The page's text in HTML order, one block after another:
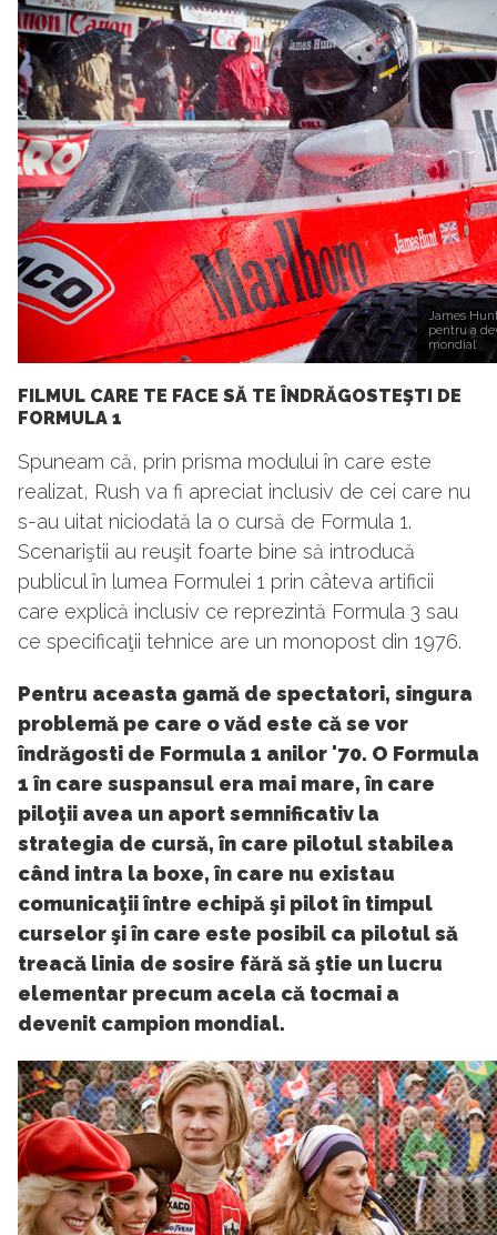
James
pentru a
mondial
FILMUL CARE TE FACE SĂ TE ÎNDRĂGOSTEŞTI DE
FORMULA 1
Spuneam că, prin prisma modului în care este
realizat, Rush va fi apreciat inclusiv de cei care nu
s-au uitat niciodată la o cursă de Formula 1.
Scenariştii au reuşit foarte bine să introducă
publicul în lumea Formulei 1 prin câteva artificii
care explică inclusiv ce reprezintă Formula 3 sau
ce specificaţii tehnice are un monopost din 1976.
Pentru aceasta gamă de spectatori, singura
problemă pe care o văd este că se vor
îndrăgosti de Formula 1 anilor '70. O Formula
1 în care suspansul era mai mare, în care
piloţii avea un aport semnificativ la
strategia de cursă, în care pilotul stabilea
când intra la boxe, în care nu existau
comunicaţii între echipă şi pilot în timpul
curselor şi în care este posibil ca pilotul să
treacă linia de sosire fără să ştie un lucru
elementar precum acela că tocmai a
devenit campion mondial.